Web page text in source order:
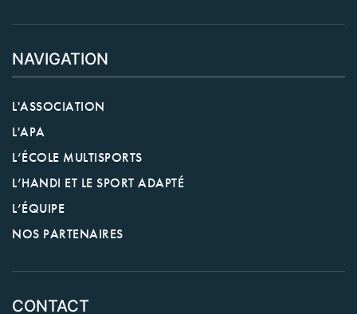
NAVIGATION
L'ASSOCIATION
L'APA
L’ÉCOLE MULTISPORTS
L’HANDI ET LE SPORT ADAPTÉ
L’ÉQUIPE
NOS PARTENAIRES
CONTACT